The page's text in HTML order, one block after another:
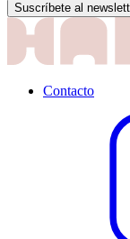
Contacto